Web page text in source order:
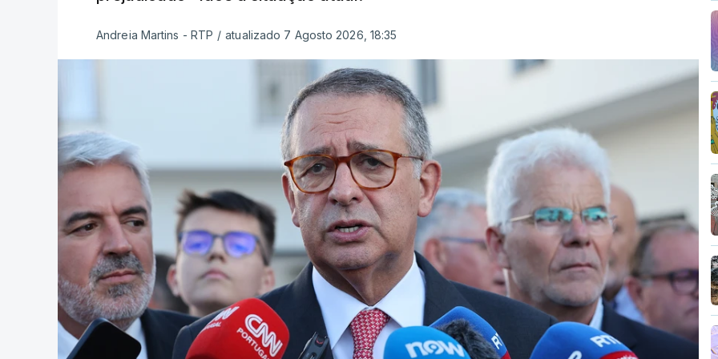
Andreia Martins - RTP / atualizado 7 Agosto 2026, 18:35